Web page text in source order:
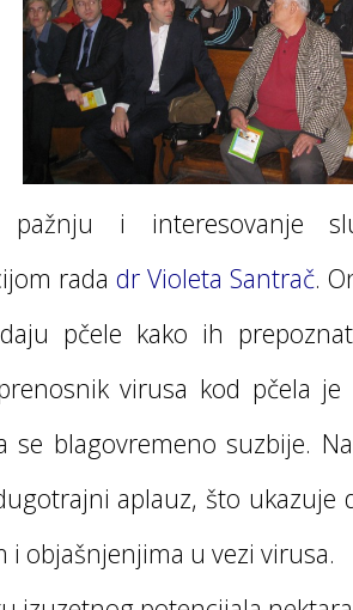
pažnju i interesovanje
rada dr Violeta Santrač.
pčele kako ih
virusa kod pčela
se blagovremeno suzbije.
aplauz, što ukazuje
i objašnjenjima u vezi virusa.